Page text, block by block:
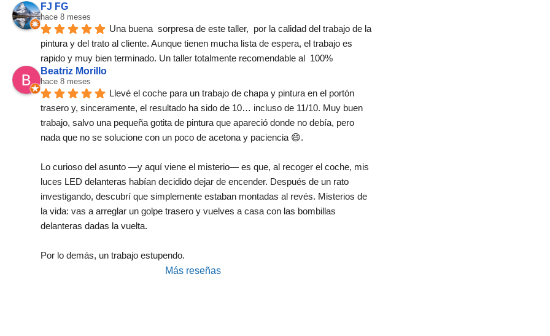
FJ FG
hace 8 meses
Una buena  sorpresa de este taller,  por la calidad del trabajo de la
pintura y del trato al cliente. Aunque tienen mucha lista de espera, el trabajo es
rapido y muy bien terminado. Un taller totalmente recomendable al  100%
Beatriz Morillo
hace 8 meses
Llevé el coche para un trabajo de chapa y pintura en el portón
trasero y, sinceramente, el resultado ha sido de 10… incluso de 11/10. Muy buen
trabajo, salvo una pequeña gotita de pintura que apareció donde no debía, pero
nada que no se solucione con un poco de acetona y paciencia 😄.
Lo curioso del asunto —y aquí viene el misterio— es que, al recoger el coche, mis
luces LED delanteras habían decidido dejar de encender. Después de un rato
investigando, descubrí que simplemente estaban montadas al revés. Misterios de
la vida: vas a arreglar un golpe trasero y vuelves a casa con las bombillas
delanteras dadas la vuelta.
Por lo demás, un trabajo estupendo.
Más reseñas